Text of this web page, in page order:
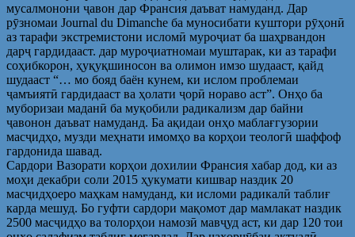
мусалмонони ҷавон дар Франсия даъват намуданд. Дар
рӯзномаи Journal du Dimanche ба муносибати куштори рӯҳонӣ
аз тарафи экстремистони исломӣ муроҷиат ба шаҳрвандон
дарҷ гардидааст. дар муроҷиатномаи муштарак, ки аз тарафи
соҳибкорон, ҳуқуқшиносон ва олимон имзо шудааст, қайд
шудааст “… мо бояд баён кунем, ки ислом проблемаи
ҷамъиятӣ гардидааст ва ҳолати ҷорӣ нораво аст”. Онҳо ба
муборизаи маданӣ ба муқобили радикализм дар байни
ҷавонон даъват намуданд. Ба ақидаи онҳо маблағгузории
масҷидҳо, музди меҳнати имомҳо ва корҳои теологӣ шаффоф
гардонида шавад.
Сардори Вазорати корҳои дохилии Франсия хабар дод, ки аз
моҳи декабри соли 2015 ҳукумати кишвар наздик 20
масҷидҳоеро маҳкам намуданд, ки исломи радикалӣ таблиғ
карда мешуд. Бо гуфти сардори мақомот дар мамлакат наздик
2500 масҷидҳо ва толорҳои намозӣ мавҷуд аст, ки дар 120 тои